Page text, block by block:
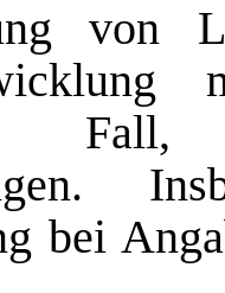
von
Fall,
bei